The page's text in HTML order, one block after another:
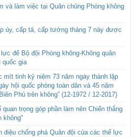
và làm việc tại Quân chủng Phòng không
úy, cấp tá, cấp tướng tháng 7 này được
để Bộ đội Phòng không-Không quân
quốc gia
mít tinh kỷ niệm 73 năm ngày thành lập
hội quốc phòng toàn dân và 45 năm
Phủ trên không” (12-1972 / 12-2017)
trọng góp phần làm nên Chiến thắng
không"
chống phá Quân đội của các thế lực